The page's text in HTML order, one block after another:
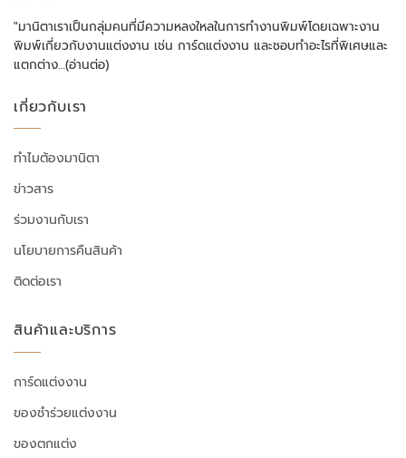
"มานิตาเราเป็นกลุ่มคนที่มีความหลงใหลในการทำงานพิมพ์โดยเฉพาะงาน
พิมพ์เกี่ยวกับงานแต่งงาน เช่น การ์ดแต่งงาน และชอบทำอะไรที่พิเศษและ
แตกต่าง…(อ่านต่อ)
เกี่ยวกับเรา
ทำไมต้องมานิตา
ข่าวสาร
ร่วมงานกับเรา
นโยบายการคืนสินค้า
ติดต่อเรา
สินค้าและบริการ
การ์ดแต่งงาน
ของชำร่วยแต่งงาน
ของตกแต่ง